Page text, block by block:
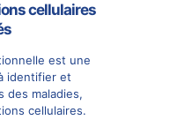
cellulaires
est une
identifier et
des maladies,
cellulaires.